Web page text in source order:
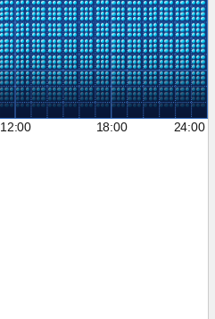
12:00 18:00 24:00